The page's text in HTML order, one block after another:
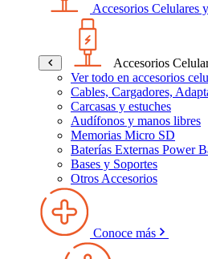
Accesorios Celulares
Accesorios
Ver todo en accesorios
Cables, Cargadores,
Carcasas y estuches
Audífonos y manos libres
Memorias Micro SD
Baterías Externas Power
Bases y Soportes
Otros Accesorios
Conoce más